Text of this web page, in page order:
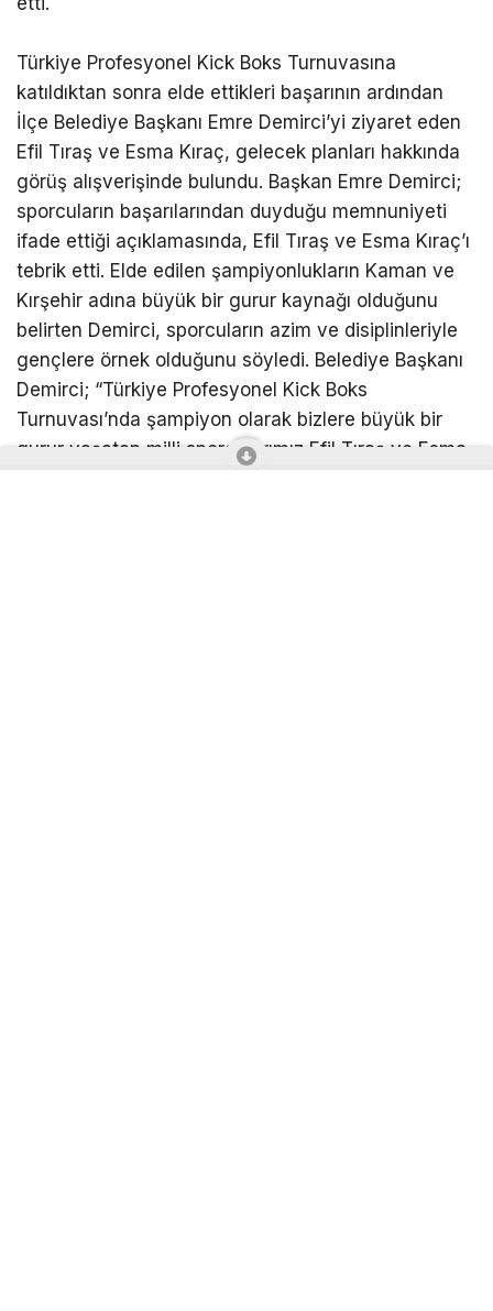
Türkiye Profesyonel Kick Boks Turnuvasına
katıldıktan sonra elde ettikleri başarının ardından
İlçe Belediye Başkanı Emre Demirci’yi ziyaret eden
Efil Tıraş ve Esma Kıraç, gelecek planları hakkında
görüş alışverişinde bulundu. Başkan Emre Demirci;
sporcuların başarılarından duyduğu memnuniyeti
ifade ettiği açıklamasında, Efil Tıraş ve Esma Kıraç’ı
tebrik etti. Elde edilen şampiyonlukların Kaman ve
Kırşehir adına büyük bir gurur kaynağı olduğunu
belirten Demirci, sporcuların azim ve disiplinleriyle
gençlere örnek olduğunu söyledi. Belediye Başkanı
Demirci; “Türkiye Profesyonel Kick Boks
Turnuvası’nda şampiyon olarak bizlere büyük bir
gurur yaşatan milli sporcularımız Efil Tıraş ve Esma